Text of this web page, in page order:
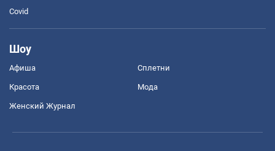
Covid
Шоу
Афиша Сплетни
Красота Мода
Женский Журнал